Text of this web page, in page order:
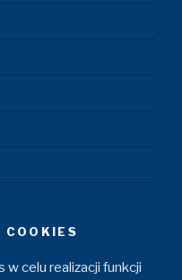
COOKIES
celu realizacji funkcji